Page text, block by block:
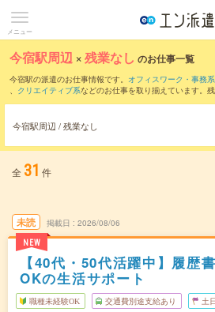
メニュー
今宿駅周辺 ×残業なし のお仕事一覧
今宿駅の派遣のお仕事情報です。 オフィスワーク・事務系
、 クリエイティブ系などのお仕事を取り揃えています。残
今宿駅周辺 / 残業なし
全 31 件
未読
NEW
掲載日 2026/08/06
【40代・50代活躍中】履歴
OKの生活サポート
職種未経験OK 交通費別途支給あり 土